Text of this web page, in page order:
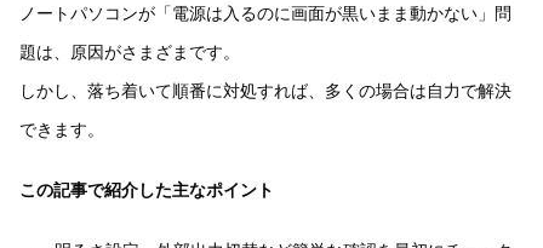
ノートパソコンが「電源は入るのに画面が黒いまま動かない」問
題は、原因がさまざまです。
しかし、落ち着いて順番に対処すれば、多くの場合は自力で解決
できます。
この記事で紹介した主なポイント